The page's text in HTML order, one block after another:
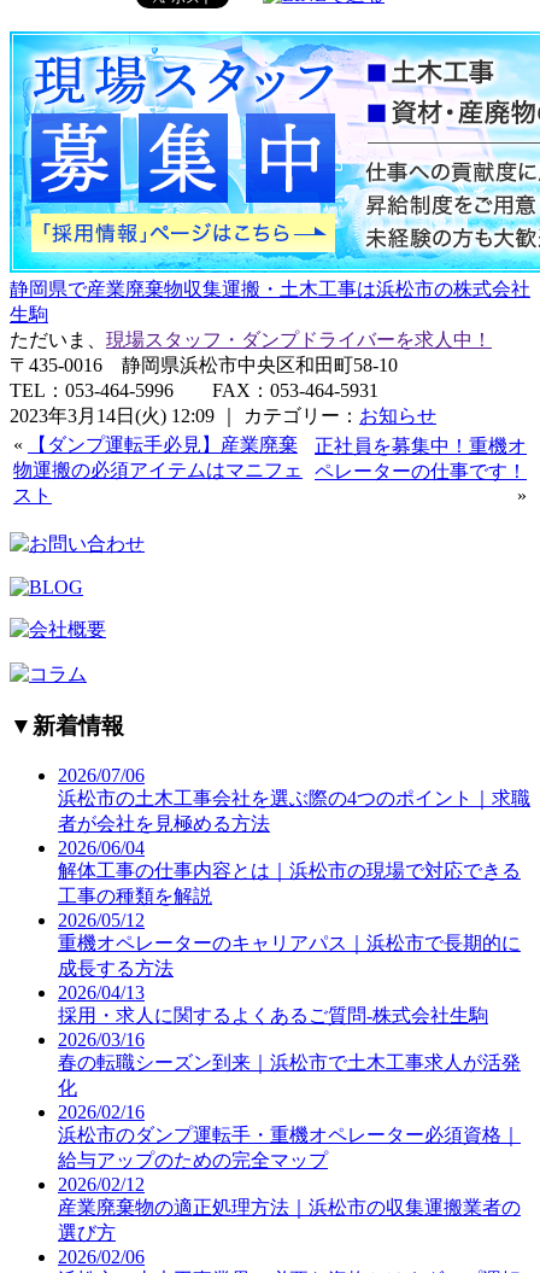
静岡県で産業廃棄物収集運搬・土木工事は浜松市の株式会社
生駒
ただいま、 現場スタッフ・ダンプドライバーを求人中！
〒435-0016 静岡県浜松市中央区和田町58-10
TEL：053-464-5996 FAX：053-464-5931
2023年3月14日(火) 12:09 ｜ カテゴリー： お知らせ
«
【ダンプ運転手必見】産業廃棄
物運搬の必須アイテムはマニフェ
スト
正社員を募集中！重機オ
ペレーターの仕事です！
»
▼ 新着情報
2026/07/06
浜松市の土木工事会社を選ぶ際の4つのポイント｜求職
者が会社を見極める方法
2026/06/04
解体工事の仕事内容とは｜浜松市の現場で対応できる
工事の種類を解説
2026/05/12
重機オペレーターのキャリアパス｜浜松市で長期的に
成長する方法
2026/04/13
採用・求人に関するよくあるご質問-株式会社生駒
2026/03/16
春の転職シーズン到来｜浜松市で土木工事求人が活発
化
2026/02/16
浜松市のダンプ運転手・重機オペレーター必須資格｜
給与アップのための完全マップ
2026/02/12
産業廃棄物の適正処理方法｜浜松市の収集運搬業者の
選び方
2026/02/06